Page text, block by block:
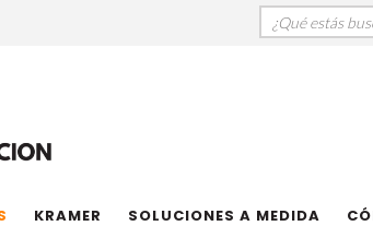
KRAMER SOLUCIONES A MEDIDA